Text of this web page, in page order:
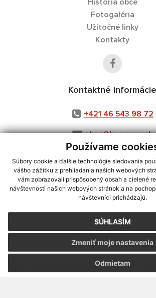
Používame
Súbory cookie a ďalšie technológie sledovania
vášho zážitku z prehliadania našich webových
vám zobrazovali prispôsobený obsah a cielené
návštevnosti našich webových stránok a na
návštevníci prichádzajú.
SÚHLASÍM
Odmietam
Zmeniť moje nastavenia
História obce
Fotogaléria
Užitočné linky
Kontakty
Kontaktné informácie
+421 46 543 98 72
obec@kocurany.sk
využite možnosť získavania aktuálnych
CMS systém (redakčný) systém ECHELON 2,
webex.digital, s.r.o.,domény,
Posledná aktualizácia:
Vytlačiť stránku|Vyhlásenie o